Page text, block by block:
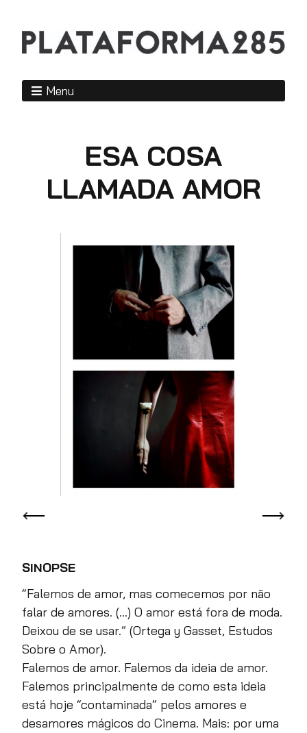
Menu
ESA COSA
LLAMADA AMOR
SINOPSE
“Falemos de amor, mas comecemos por não
falar de amores. (…) O amor está fora de moda.
Deixou de se usar.” (Ortega y Gasset, Estudos
Sobre o Amor).
Falemos de amor. Falemos da ideia de amor.
Falemos principalmente de como esta ideia
está hoje “contaminada” pelos amores e
desamores mágicos do Cinema. Mais: por uma